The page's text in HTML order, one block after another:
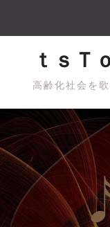
ｔｓＴ
高齢化社会を